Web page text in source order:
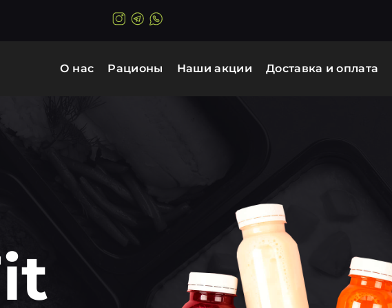
О нас Рационы Наши акции Доставка и оплата